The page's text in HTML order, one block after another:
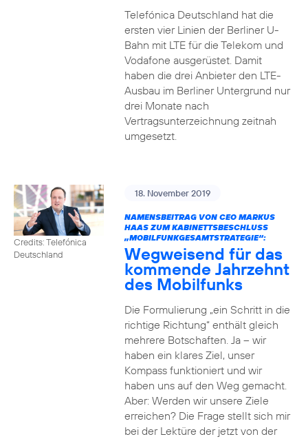
Telefónica Deutschland hat die
ersten vier Linien der Berliner U-
Bahn mit LTE für die Telekom und
Vodafone ausgerüstet. Damit
haben die drei Anbieter den LTE-
Ausbau im Berliner Untergrund nur
drei Monate nach
Vertragsunterzeichnung zeitnah
umgesetzt.
Credits: Telefónica
Deutschland
18. November 2019
NAMENSBEITRAG VON CEO MARKUS
HAAS ZUM KABINETTSBESCHLUSS
„MOBILFUNKGESAMTSTRATEGIE“:
Wegweisend für das
kommende Jahrzehnt
des Mobilfunks
Die Formulierung „ein Schritt in die
richtige Richtung“ enthält gleich
mehrere Botschaften. Ja – wir
haben ein klares Ziel, unser
Kompass funktioniert und wir
haben uns auf den Weg gemacht.
Aber: Werden wir unsere Ziele
erreichen? Die Frage stellt sich mir
bei der Lektüre der jetzt von der